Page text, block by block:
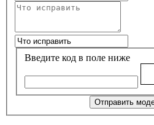
Введите код в поле ниже
Отправить